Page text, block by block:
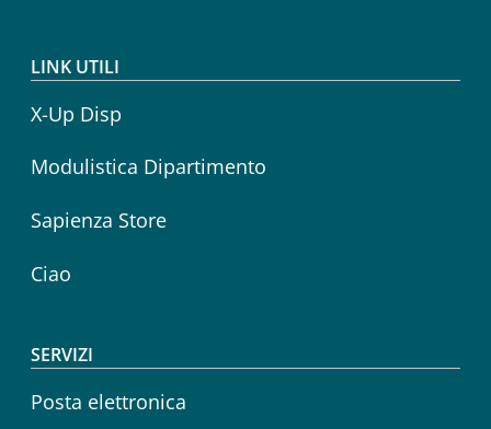
LINK UTILI
X-Up Disp
Modulistica Dipartimento
Sapienza Store
Ciao
SERVIZI
Posta elettronica